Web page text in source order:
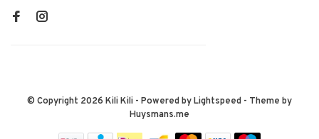
© Copyright 2026 Kili Kili - Powered byLightspeed - Theme by
Huysmans.me